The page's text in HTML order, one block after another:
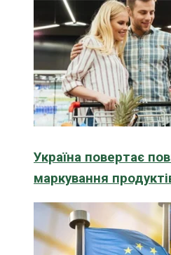
Україна повертає
маркування